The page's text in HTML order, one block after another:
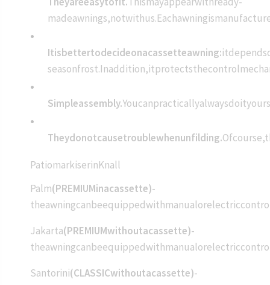
Itisbettertodecideonacassetteawning:
Simpleassembly.
Theydonotcausetroublewhenunfilding.
PatiomarkiserinKnall
Palm(PREMIUMinacassette)-
Jakarta(PREMIUMwithoutacassette)-
Santorini(CLASSICwithoutacassette)-